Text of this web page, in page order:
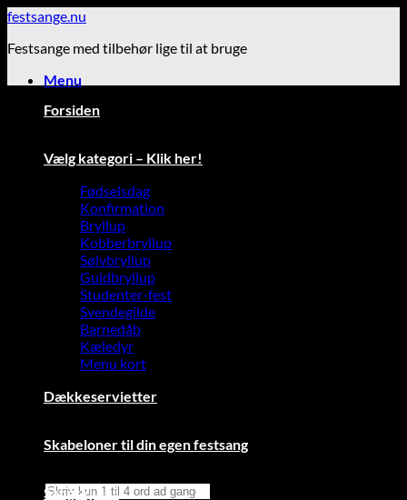
Fortsæt
indhold
festsange.nu
Festsange med tilbehør lige til at bruge
Menu
Products
Forsiden
Vælg kategori – Klik her!
Fødselsdag
Konfirmation
Bryllup
Kobberbryllup
Sølvbryllup
Guldbryllup
Studenter-fest
Svendegilde
Barnedåb
Kæledyr
Menu kort
Dækkeservietter
Skabeloner til din egen festsang
Sangskjuler